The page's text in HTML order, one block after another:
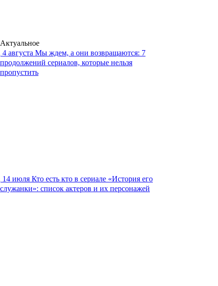
Актуальное
4 августа Мы ждем, а они возвращаются: 7
продолжений сериалов, которые нельзя
пропустить
14 июля Кто есть кто в сериале «История его
служанки»: список актеров и их персонажей